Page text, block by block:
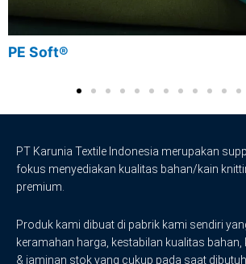
PE Soft®
PT Karunia Textile Indonesia merupakan
fokus menyediakan kualitas bahan/kain
premium.
Produk kami dibuat di pabrik kami sendiri
keramahan harga, kestabilan kualitas
& jaminan stok yang cukup pada saat